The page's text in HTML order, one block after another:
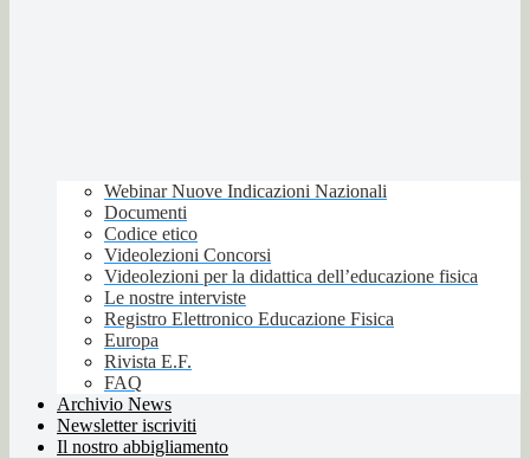
Webinar Nuove Indicazioni Nazionali
Documenti
Codice etico
Videolezioni Concorsi
Videolezioni per la didattica dell’educazione fisica
Le nostre interviste
Registro Elettronico Educazione Fisica
Europa
Rivista E.F.
FAQ
Archivio News
Newsletter iscriviti
Il nostro abbigliamento